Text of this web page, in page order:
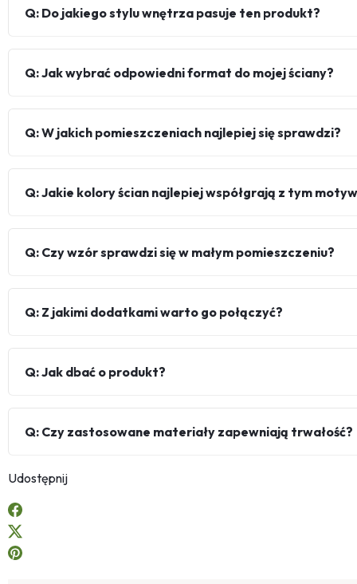
Q: Do jakiego stylu wnętrza pasuje ten produkt?
Q: Jak wybrać odpowiedni format do mojej ściany?
Q: W jakich pomieszczeniach najlepiej się sprawdzi?
Q: Jakie kolory ścian najlepiej współgrają z tym
Q: Czy wzór sprawdzi się w małym pomieszczeniu?
Q: Z jakimi dodatkami warto go połączyć?
Q: Jak dbać o produkt?
Q: Czy zastosowane materiały zapewniają trwałość?
Udostępnij